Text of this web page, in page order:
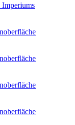
Imperiums